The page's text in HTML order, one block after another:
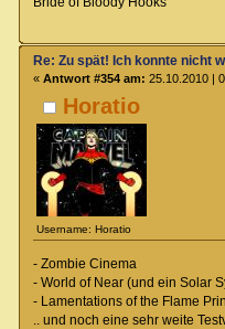
Horatio
Username: Horatio
Re: Zu spät! Ich konnte nicht
« Antwort #354 am: 25.10.2010 |
- Zombie Cinema
- World of Near (und ein Solar
- Lamentations of the Flame
.. und noch eine sehr weite